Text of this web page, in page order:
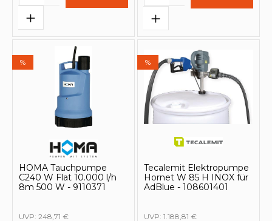
%
HOMA Tauchpumpe
C240 W Flat 10.000 l/h
8m 500 W - 9110371
UVP: 248,71 €
%
Tecalemit Elektropumpe
Hornet W 85 H INOX für
AdBlue - 108601401
UVP: 1.188,81 €